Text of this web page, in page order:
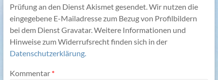
Prüfung an den Dienst Akismet gesendet. Wir nutzen die
eingegebene E-Mailadresse zum Bezug von Profilbildern
bei dem Dienst Gravatar. Weitere Informationen und
Hinweise zum Widerrufsrecht finden sich in der
Datenschutzerklärung.
Kommentar *